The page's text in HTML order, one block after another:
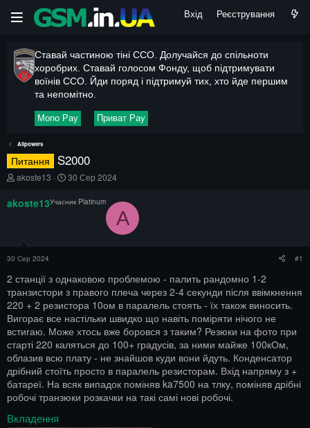
Вхід Реєстрування
Ставай частиною тіні ССО. Долучайся до спільноти
хоробрих. Ставай голосом Фонду, щоб підтримувати
воїнів ССО. Йди поряд і підтримуй тих, хто йде першим
та непомітно.
Mono Pay Приват Pay
Allpowers
Питання S2000
А
о
е
м
и
akoste13
Д
т
к
30 Сер 2024
akoste13Учасник Platinum
A
30 Сер 2024 #1
2 станції з однаковою проблемою - палить рандомно 1-2
транзистори з правого плеча через 2-4 секунди після ввімкнення
220 + 2 резистора 10ом в паралель стоять - їх також виносить.
Вигорає все настільки швидко що навіть поміряти нічого не
встигаю. Може хтось вже боровся з таким? Резюки на фото при
старті 220 каляться до 100+ градусів, за ними майже 100кОм,
облазив всю плату - не знайшов куди вони йдуть. Конденсатор
дрібний стоїть просто в паралель резисторам. Вхід напряму з +
батареї. На всяк випадок поміняв ka7500 на тлку, поміняв дрібні
робочі транзюки розкачки на такі самі нові робочі.
Вкладення